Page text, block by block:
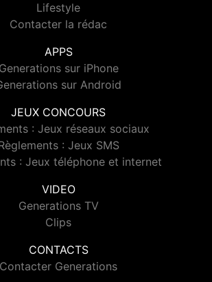
Lifestyle
Contacter la rédac
APPS
Generations sur iPhone
sur Android
JEUX CONCOURS
: Jeux réseaux sociaux
: Jeux SMS
: Jeux téléphone et internet
VIDEO
Generations TV
Clips
CONTACTS
Contacter Generations